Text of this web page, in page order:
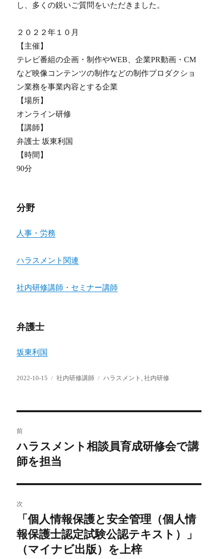
し、多くの鋭いご質問をいただきました。
２０２２年１０月
【主催】
テレビ番組の企画・制作やWEB、企業PR動画・CM
など映像コンテンツの制作などの制作プロダクショ
ン業務を事業内容とする企業
【場所】
オンライン研修
【講師】
弁護士 坂東利国
【時間】
90分
分野
人事・労務
ハラスメント関連
社内研修講師・セミナー講師
弁護士
坂東利国
投
2022-10-15
カ
社内研修講師
タ
ハラスメント ,社内研修
稿
ナ
ビ
ゲ
ー
シ
前
前
の
稿:
ハラスメント相談員育成研修会で講
師を担当
次
次
の
投
「個人情報保護と安全管理（個人情
報保護士認定試験公認テキスト）」
（マイナビ出版）を上梓